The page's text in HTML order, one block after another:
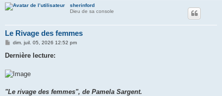
sherinford
Dieu de sa console
Le Rivage des femmes
M
s
g
e
dim. juil. 05, 2026 12:52 pm
Dernière lecture:
"Le rivage des femmes", de Pamela Sargent.